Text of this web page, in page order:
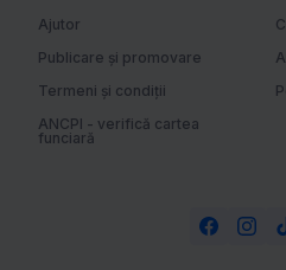
Ajutor
Publicare și promovare
Termeni și condiții
ANCPI - verifică cartea
funciară